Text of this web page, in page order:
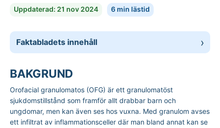
Uppdaterad: 21 nov 2024 6 min lästid
Faktabladets innehåll
BAKGRUND
Orofacial granulomatos (OFG) är ett granulomatöst
sjukdomstillstånd som framför allt drabbar barn och
ungdomar, men kan även ses hos vuxna. Med granulom avses
ett infiltrat av inflammationsceller där man bland annat kan se